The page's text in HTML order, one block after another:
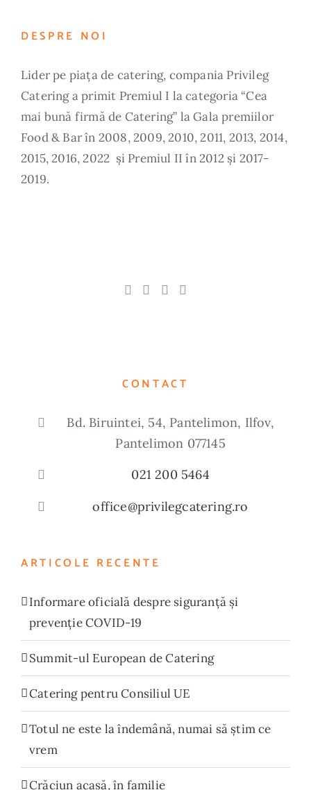
DESPRE NOI
Lider pe piața de catering, compania Privileg
Catering a primit Premiul I la categoria “Cea
mai bună firmă de Catering” la Gala premiilor
Food & Bar în 2008, 2009, 2010, 2011, 2013, 2014,
2015, 2016, 2022 și Premiul II în 2012 și 2017-
2019.
CONTACT
Bd. Biruintei, 54, Pantelimon, Ilfov,
Pantelimon 077145
021 200 5464
office@privilegcatering.ro
ARTICOLE RECENTE
Informare oficială despre siguranță și
prevenție COVID-19
Summit-ul European de Catering
Catering pentru Consiliul UE
Totul ne este la îndemână, numai să știm ce
vrem
Crăciun acasă, în familie